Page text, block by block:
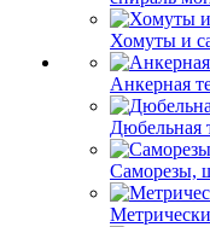
Хомуты и
Анкерная
Дюбельная
Саморезы,